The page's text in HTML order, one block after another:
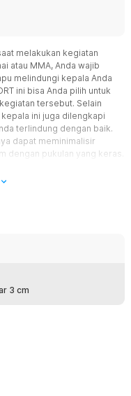
melakukan kegiatan
atau MMA, Anda wajib
melindungi kepala Anda
ini bisa Anda pilih untuk
tersebut. Selain
ini juga dilengkapi
terlindung dengan baik.
dapat meminimalisir
dengan pukulan yang keras.
untuk
pelindung juga nyaman
maksimal
risiko terjadinya
3 cm